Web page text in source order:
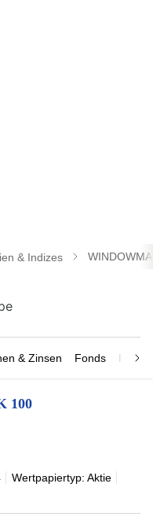
& Indizes
& Zinsen Fonds
100
Wertpapiertyp: Aktie